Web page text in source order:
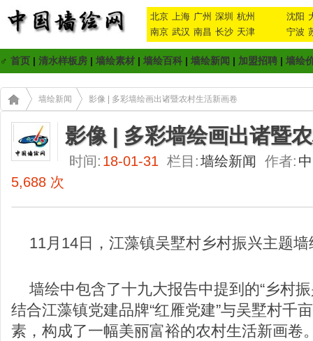
北京 上海 广州 深圳 杭州
南京 武汉 南昌 长沙 天津
沈阳
宁波
♂ 首页 | 清水样板房 | 墙绘素材 | 墙绘百科 | 墙绘新闻 | 加盟招聘 | 墙绘
墙绘新闻 影像 | 多彩墙绘画出诸暨农村生活新画卷
影像 | 多彩墙绘画出诸暨
时间: 18-01-31 栏目:墙绘新闻 作者:
5,688 次
11月14日，江藻镇吴墅村乡村振兴主题
墙绘中包含了十九大报告中提到的“乡村振
结合江藻镇党建品牌“红雁党建”与吴墅村千
素，构成了一幅美丽富裕的农村生活新画卷